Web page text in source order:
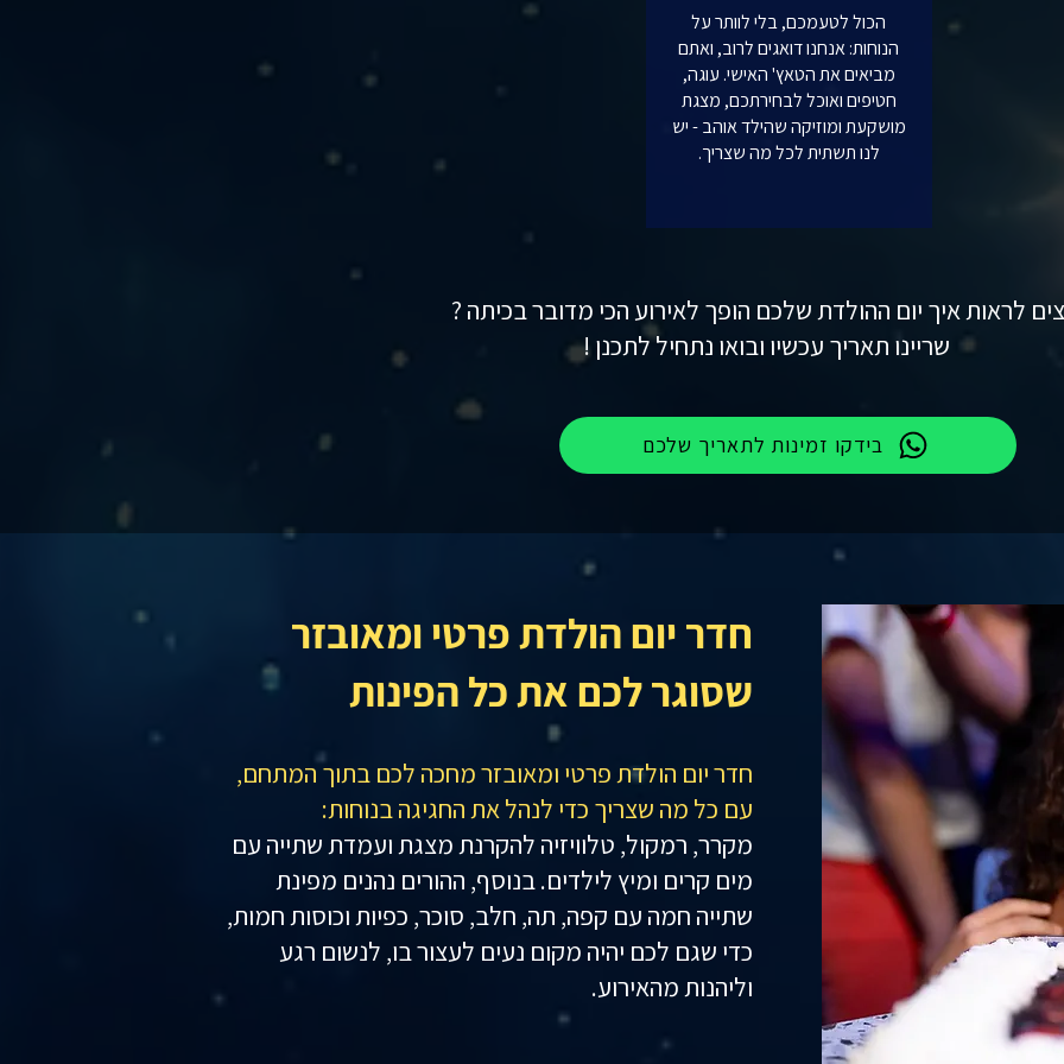
הכול לטעמכם, בלי לוותר על
הנוחות: אנחנו דואגים לרוב, ואתם
מביאים את הטאץ' האישי. עוגה,
חטיפים ואוכל לבחירתכם, מצגת
מושקעת ומוזיקה שהילד אוהב - יש
לנו תשתית לכל מה שצריך.
לראות איך יום ההולדת שלכם הופך לאירוע הכי מדובר בכיתה ?
שריינו תאריך עכשיו ובואו נתחיל לתכנן !
בידקו זמינות לתאריך שלכם
חדר יום הולדת פרטי ומאובזר
שסוגר לכם את כל הפינות
חדר יום הולדת פרטי ומאובזר מחכה לכם בתוך המתחם,
עם כל מה שצריך כדי לנהל את החגיגה בנוחות:
מקרר, רמקול, טלוויזיה להקרנת מצגת ועמדת שתייה עם
מים קרים ומיץ לילדים. בנוסף, ההורים נהנים מפינת
שתייה חמה עם קפה, תה, חלב, סוכר, כפיות וכוסות חמות,
כדי שגם לכם יהיה מקום נעים לעצור בו, לנשום רגע
וליהנות מהאירוע.